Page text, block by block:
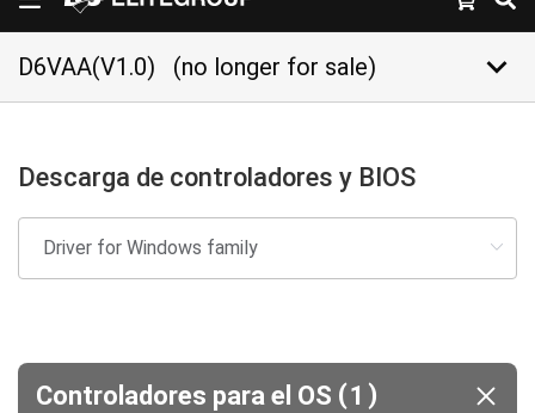
D6VAA(V1.0) (no longer for sale) keyboard_arrow_down
Descarga de controladores y BIOS
Controladores para el OS (1 )